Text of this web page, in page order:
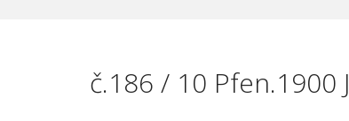
č.186 / 10 Pfen.1900 J